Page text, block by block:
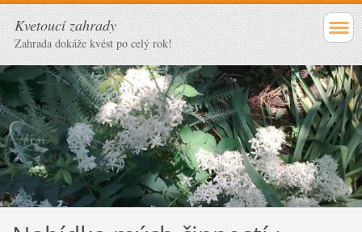
Kvetoucí zahrady
Zahrada dokáže kvést po celý rok!